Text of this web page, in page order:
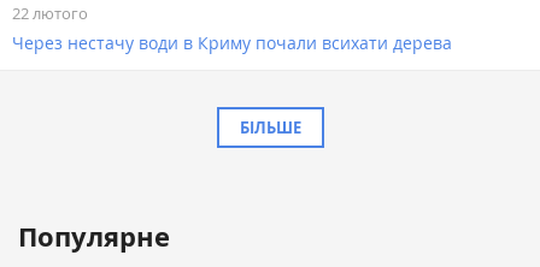
22 лютого
Через нестачу води в Криму почали всихати дерева
БІЛЬШЕ
Популярне